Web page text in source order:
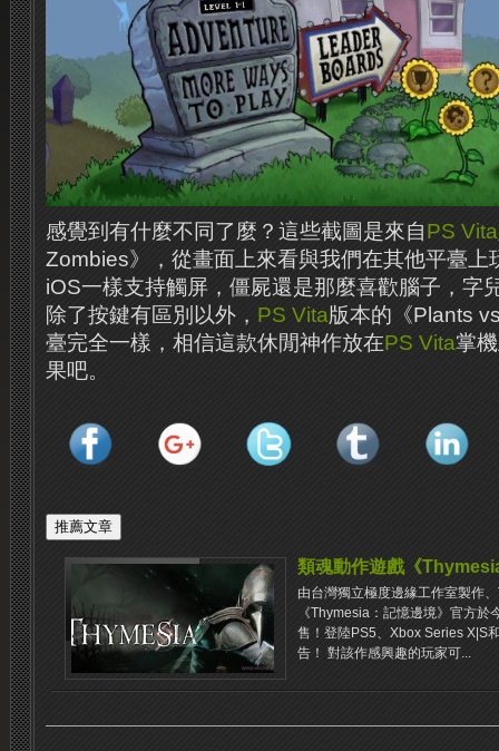
感覺到有什麼不同了麼？這些截圖是來自PS Vita
Zombies》，從畫面上來看與我們在其他平臺上
iOS一樣支持觸屏，僵屍還是那麼喜歡腦子，字
除了按鍵有區別以外， PS Vita版本的《Plants
臺完全一樣，相信這款休閒神作放在PS Vita掌
果吧。
類魂動作遊戲《
由台灣獨立極度邊緣工作室製作
《Thymesia：記憶邊境》官方
售！登陸PS5、Xbox Series X|S
告！ 對該作感興趣的玩家可...